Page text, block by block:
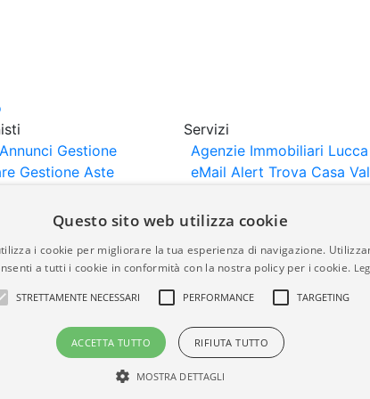
Gestione
Gestione Aste
Importazione
Servizi
Agenzie Immobiliari Lucca
eMail Alert Trova Casa
vengono pubblicati da agenzie immobiliari e
della correttezza, della completezza, della
Questo sito web utilizza cookie
i cookie per migliorare la tua esperienza di navigazione.
a tutti i cookie in conformità con la nostra policy per i cookie.
STRETTAMENTE NECESSARI PERFORMANCE TARGETING
ACCETTA TUTTO RIFIUTA TUTTO
MOSTRA DETTAGLI